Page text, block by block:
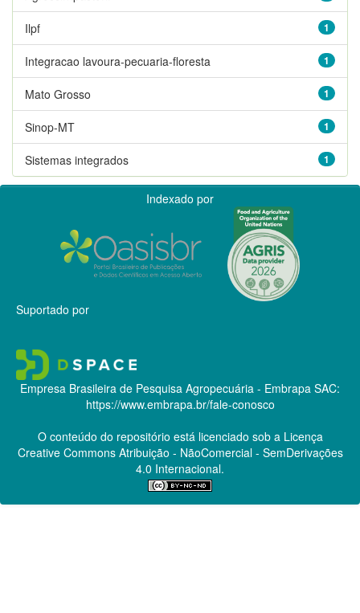
1
Ilpf
1
Integracao lavoura-pecuaria-floresta
1
Mato Grosso
1
Sinop-MT
1
Sistemas integrados
Indexado por
Suportado por
Empresa Brasileira de Pesquisa Agropecuária - Embrapa SAC:
https://www.embrapa.br/fale-conosco
O conteúdo do repositório está licenciado sob a Licença
Creative CommonsAtribuição - NãoComercial - SemDerivações
4.0 Internacional.